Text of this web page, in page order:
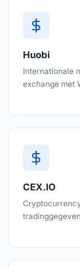
Huobi
Internationale
exchange met
CEX.IO